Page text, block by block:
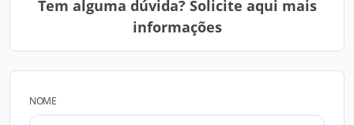
Tem alguma dúvida? Solicite aqui mais
informações
NOME